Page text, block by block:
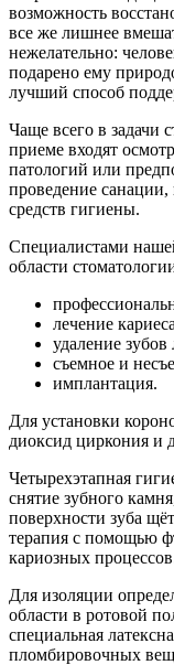
возможность
все же лишнее
нежелательно:
подарено ему
лучший способ
Чаще всего в задачи
приеме входят
патологий или
проведение
средств гигиены.
Специалистами
области
лечение
удаление
съемное и
имплантация.
Для установки
диоксид циркония и
Четырехэтапная
снятие зубного
поверхности зуба
терапия с помощью
кариозных
Для изоляции
области в ротовой
специальная
пломбировочных